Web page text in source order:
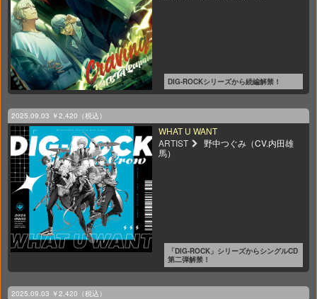
DIG-ROCKシリーズから続編解禁！
2025.09.03 ￥2,420（税込）
WHAT U WANT
ARTIST
野中つぐみ（CV.内田雄
馬）
「DIG-ROCK」シリーズからシングルCD
第二弾解禁！
2025.09.03 ￥2,420（税込）